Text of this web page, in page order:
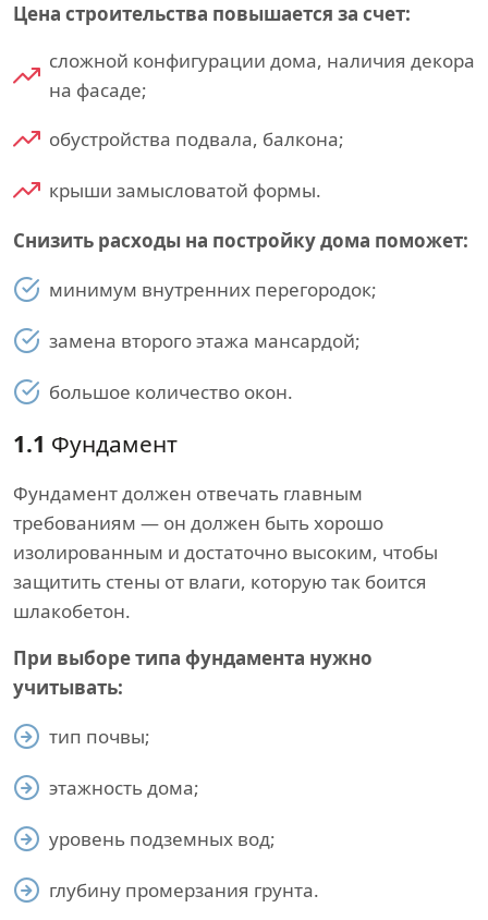
Цена строительства повышается за счет:
сложной конфигурации дома, наличия декора
на фасаде;
обустройства подвала, балкона;
крыши замысловатой формы.
Снизить расходы на постройку дома поможет:
минимум внутренних перегородок;
замена второго этажа мансардой;
большое количество окон.
1.1 Фундамент
Фундамент должен отвечать главным
требованиям — он должен быть хорошо
изолированным и достаточно высоким, чтобы
защитить стены от влаги, которую так боится
шлакобетон.
При выборе типа фундамента нужно
учитывать:
тип почвы;
этажность дома;
уровень подземных вод;
глубину промерзания грунта.